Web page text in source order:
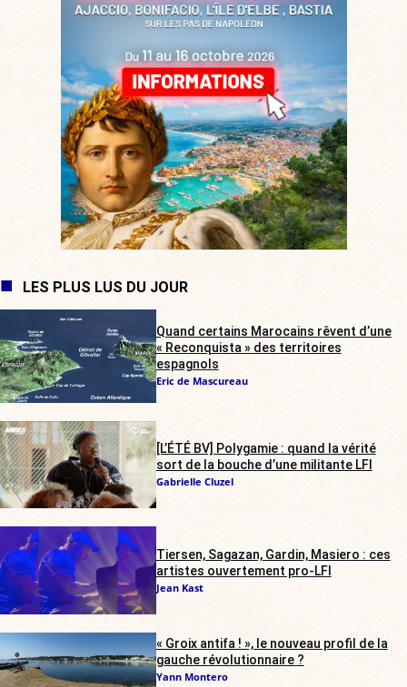
LES PLUS LUS DU JOUR
Quand certains Marocains rêvent d’une
« Reconquista » des territoires
espagnols
Eric de Mascureau
[L’ÉTÉ BV] Polygamie : quand la vérité
sort de la bouche d’une militante LFI
Gabrielle Cluzel
Tiersen, Sagazan, Gardin, Masiero : ces
artistes ouvertement pro-LFI
Jean Kast
« Groix antifa ! », le nouveau profil de la
gauche révolutionnaire ?
Yann Montero